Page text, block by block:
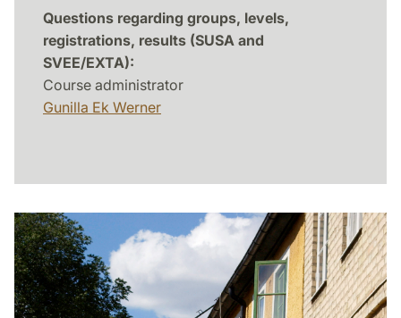
Questions regarding groups, levels,
registrations, results (SUSA and
SVEE/EXTA):
Course administrator
Gunilla Ek Werner